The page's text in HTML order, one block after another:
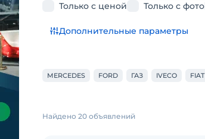
Только с ценой
Только с фото
Дополнительные параметры
MERCEDES FORD ГАЗ IVECO FIAT
Найдено 20 объявлений